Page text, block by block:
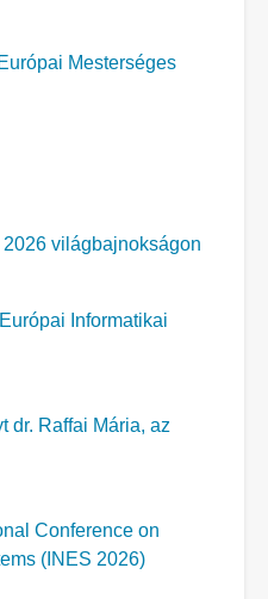
Mesterséges
világbajnokságon
Informatikai
dr. Raffai Mária, az
Conference on
(INES 2026)